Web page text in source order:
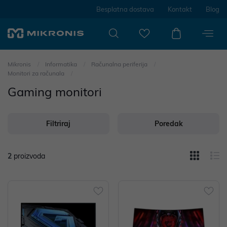
Besplatna dostava Kontakt Blog
Mikronis Informatika
Računalna periferija
Monitori za računala
Gaming monitori
Filtriraj Poredak
2 proizvoda